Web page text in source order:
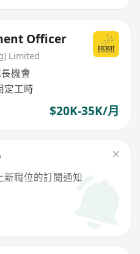
Officer
Limited
機會
定工時
$20K-35K/月
職位的訂閱通知